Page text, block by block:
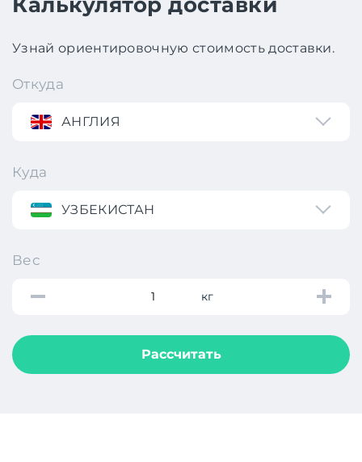
Узнай ориентировочную стоимость доставки.
Откуда
АНГЛИЯ
Куда
УЗБЕКИСТАН
Вес
кг
Рассчитать